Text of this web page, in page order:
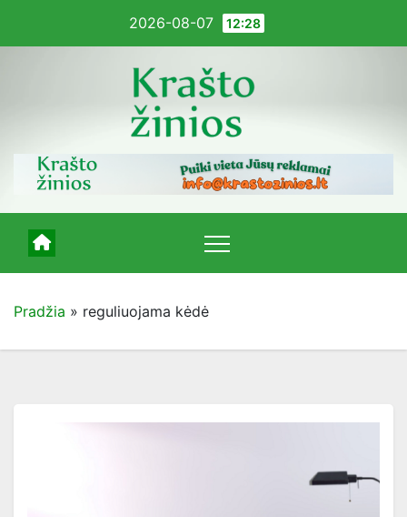
2026-08-07 12:28
Pradžia » reguliuojama kėdė